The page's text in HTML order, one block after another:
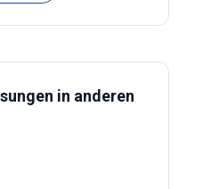
in anderen